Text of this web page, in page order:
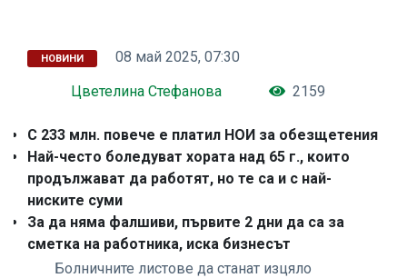
НОВИНИ
08 май 2025, 07:30
Цветелина Стефанова
2159
С 233 млн. повече е платил НОИ за обезщетения
Най-често боледуват хората над 65 г., които
продължават да работят, но те са и с най-
ниските суми
За да няма фалшиви, първите 2 дни да са за
сметка на работника, иска бизнесът
Болничните листове да станат изцяло